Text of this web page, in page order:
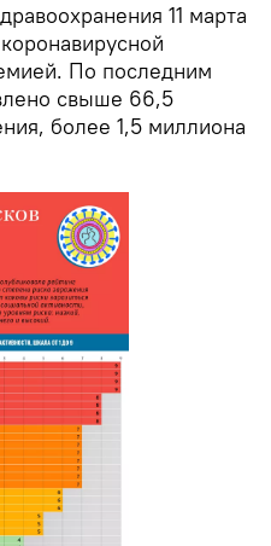
11 марта
По последним
свыше 66,5
более 1,5 миллиона